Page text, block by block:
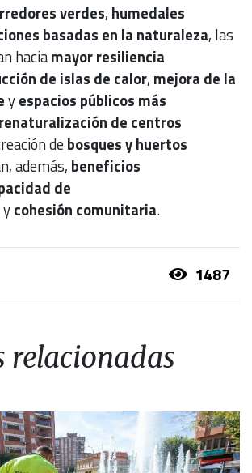
verdes, humedales
basadas en la naturaleza, las
haciamayor resiliencia
de islas de calor, mejora de la
yespacios públicos más
renaturalización de centros
debosques y huertos
además, beneficios
de
ycohesión comunitaria.
1487
relacionadas